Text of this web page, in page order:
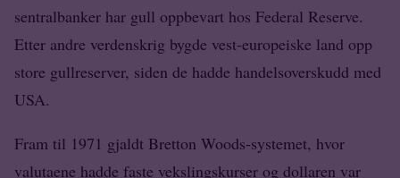
sentralbanker har gull oppbevart hos Federal Reserve.
Etter andre verdenskrig bygde vest-europeiske land opp
store gullreserver, siden de hadde handelsoverskudd med
USA.
Fram til 1971 gjaldt Bretton Woods-systemet, hvor
valutaene hadde faste vekslingskurser og dollaren var